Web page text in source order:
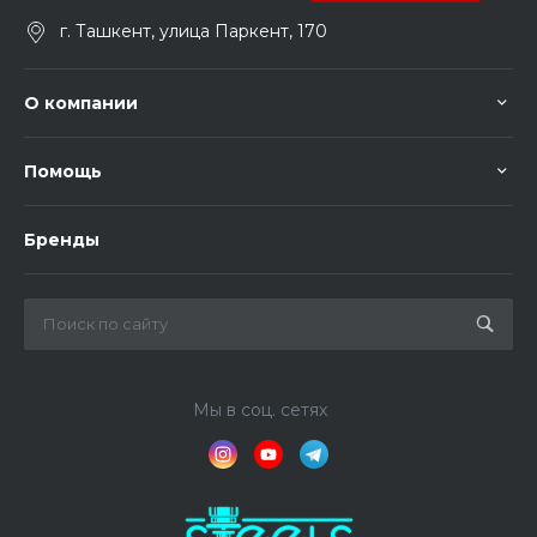
г. Ташкент, улица Паркент, 170
О компании
Помощь
Бренды
Мы в соц. сетях